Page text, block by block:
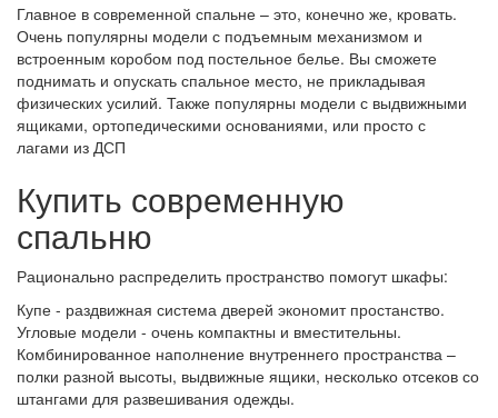
Главное в современной спальне – это, конечно же, кровать.
Очень популярны модели с подъемным механизмом и
встроенным коробом под постельное белье. Вы сможете
поднимать и опускать спальное место, не прикладывая
физических усилий. Также популярны модели с выдвижными
ящиками, ортопедическими основаниями, или просто с
лагами из ДСП
Купить современную
спальню
Рационально распределить пространство помогут шкафы:
Купе - раздвижная система дверей экономит простанство.
Угловые модели - очень компактны и вместительны.
Комбинированное наполнение внутреннего пространства –
полки разной высоты, выдвижные ящики, несколько отсеков со
штангами для развешивания одежды.